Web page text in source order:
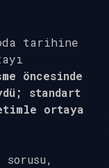
tarihine
öncesinde
standart
ortaya
sorusu,